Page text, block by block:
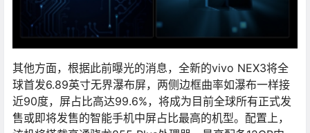
其他方面，根据此前曝光的消息，全新的vivo NEX3将全
球首发6.89英寸无界瀑布屏，两侧边框曲率如瀑布一样接
近90度，屏占比高达99.6%，将成为目前全球所有正式发
售或即将发售的智能手机中屏占比最高的机型。配置上，